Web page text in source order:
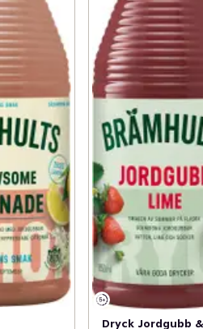
Dryck Jordgubb &